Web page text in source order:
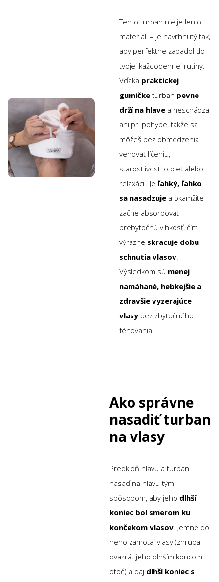
Tento turban nie je len o
materiáli – je navrhnutý tak,
aby perfektne zapadol do
tvojej každodennej rutiny.
Vďaka praktickej
gumičke turban pevne
drží na hlave a neschádza
ani pri pohybe, takže sa
môžeš bez obmedzenia
venovať líčeniu,
starostlivosti o pleť alebo
relaxácii. Je ľahký, ľahko
sa nasadzuje a okamžite
začne absorbovať
prebytočnú vlhkosť, čím
výrazne skracuje dobu
schnutia vlasov.
Výsledkom sú menej
namáhané, hebkejšie a
zdravšie vyzerajúce
vlasy bez zbytočného
fénovania.
Ako správne
nasadiť turban
na vlasy
Predkloň hlavu a turban
nasaď na hlavu tým
spôsobom, aby jeho dlhší
koniec bol smerom ku
končekom vlasov. Jemne do
neho zamotaj vlasy (zhruba
dvakrát jeho dlhším koncom
otoč) a daj dlhší koniec s